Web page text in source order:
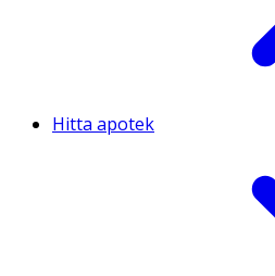
Hitta apotek